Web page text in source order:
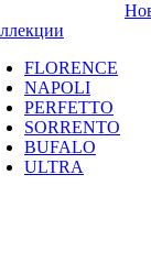
FLORENCE
NAPOLI
PERFETTO
SORRENTO
BUFALO
ULTRA